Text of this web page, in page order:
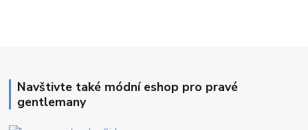
Navštivte také módní eshop pro pravé
gentlemany